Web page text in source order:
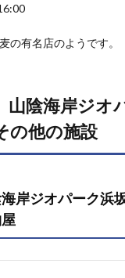
の有名店のようです。
山陰海岸ジオ
の他の施設
岸ジオパーク浜